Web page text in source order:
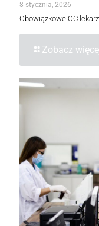
8 stycznia, 2026
Obowiązkowe OC
Zobacz